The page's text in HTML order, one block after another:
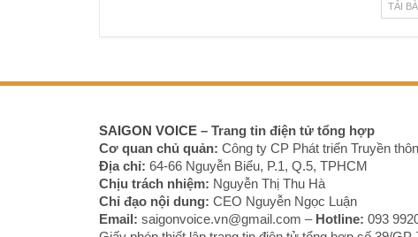
TẢI
SAIGON VOICE – Trang tin điện tử tổng hợp
Cơ quan chủ quản: Công ty CP Phát triển Truyền
Địa chỉ: 64-66 Nguyễn Biểu, P.1, Q.5, TPHCM
Chịu trách nhiệm: Nguyễn Thị Thu Hà
Chỉ đạo nội dung: CEO Nguyễn Ngọc Luận
Email: saigonvoice.vn@gmail.com – Hotline: 093